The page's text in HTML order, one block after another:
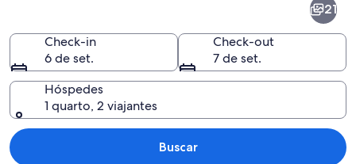
Vendedor ambulante de comida
21
Check-in
6 de set.
Check-out
7 de set.
Hóspedes
1 quarto, 2 viajantes
Buscar